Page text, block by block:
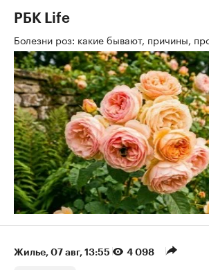
РБК Life
Болезни роз: какие бывают, причины,
Жилье 07 авг, 13:55 4 098